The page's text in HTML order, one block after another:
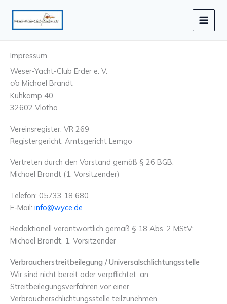
Inhalt
springen
Impressum
Weser-Yacht-Club Erder e. V.
c/o Michael Brandt
Kuhkamp 40
32602 Vlotho
Vereinsregister: VR 269
Registergericht: Amtsgericht Lemgo
Vertreten durch den Vorstand gemäß § 26 BGB:
Michael Brandt (1. Vorsitzender)
Telefon: 05733 18 680
E-Mail: info@wyce.de
Redaktionell verantwortlich gemäß § 18 Abs. 2 MStV:
Michael Brandt, 1. Vorsitzender
Verbraucherstreitbeilegung / Universalschlichtungsstelle
Wir sind nicht bereit oder verpflichtet, an
Streitbeilegungsverfahren vor einer
Verbraucherschlichtungsstelle teilzunehmen.